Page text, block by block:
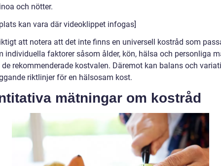
och nötter.
kan vara där videoklippet infogas]
att notera att det inte finns en universell kostråd som
individuella faktorer såsom ålder, kön, hälsa och personliga
de rekommenderade kostvalen. Däremot kan balans och
riktlinjer för en hälsosam kost.
mätningar om kostråd